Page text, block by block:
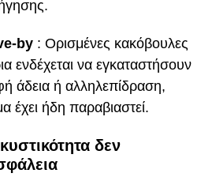
by : Ορισμένες κακόβουλες
ενδέχεται να εγκαταστήσουν
άδεια ή αλληλεπίδραση,
έχει ήδη παραβιαστεί.
δεν